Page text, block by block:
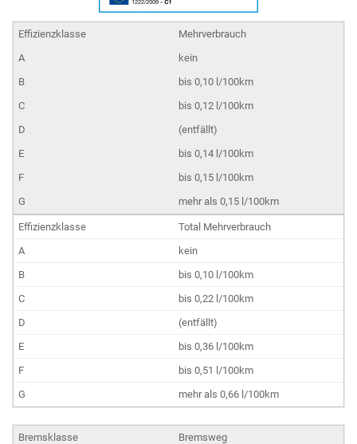
Mehrverbrauch
kein
bis 0,10 l/100km
bis 0,12 l/100km
(entfällt)
bis 0,14 l/100km
bis 0,15 l/100km
mehr als 0,15 l/100km
Total Mehrverbrauch
kein
bis 0,10 l/100km
bis 0,22 l/100km
(entfällt)
bis 0,36 l/100km
bis 0,51 l/100km
mehr als 0,66 l/100km
Bremsweg